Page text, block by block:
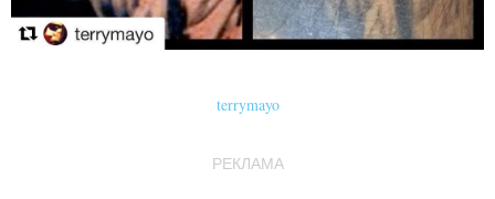
terrymayo
РЕКЛАМА